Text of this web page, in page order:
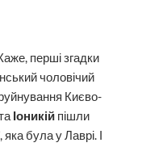
перші згадки
чоловічий
Києво-
Іоникій пішли
була у Лаврі. І